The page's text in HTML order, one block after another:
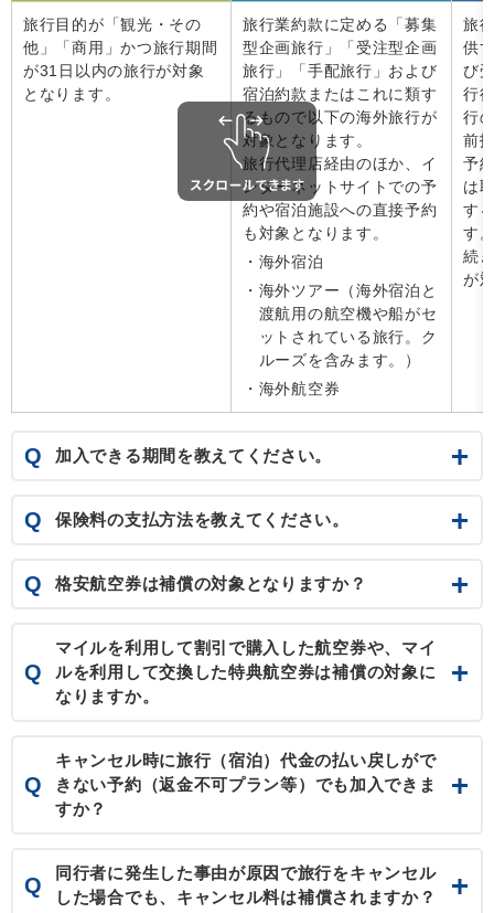
旅行目的が「観光・その
他」「商用」かつ旅行期間
が31日以内の旅行が対象
となります。
旅行業約款に定める「募集
型企画旅行」「受注型企画
旅行」「手配旅行」および
宿泊約款またはこれに類す
るもので以下の海外旅行が
対象となります。
旅行代理店経由のほか、イ
ンターネットサイトでの予
約や宿泊施設への直接予約
も対象となります。
海外宿泊
海外ツアー（海外宿泊と
渡航用の航空機や船がセ
ットされている旅行。ク
ルーズを含みます。）
海外航空券
旅
供
び
行
行
前
予
は
す
す
続
が
Q 加入できる期間を教えてください。
Q 保険料の支払方法を教えてください。
Q 格安航空券は補償の対象となりますか？
Q
マイルを利用して割引で購入した航空券や、 マイ
ルを利用して交換した特典航空券は補償の対象に
なりますか。
Q
キャンセル時に旅行（宿泊）代金の払い戻しがで
きない予約（返金不可プラン等）でも加入できま
すか？
Q
同行者に発生した事由が原因で旅行をキャンセル
した場合でも、 キャンセル料は補償されますか？